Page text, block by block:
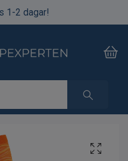
1-2 dagar!